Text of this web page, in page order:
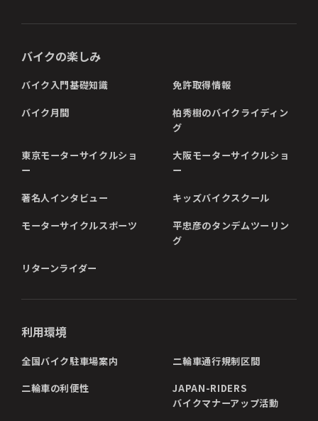
バイクの楽しみ
バイク入門基礎知識 免許取得情報
バイク月間
柏秀樹のバイクライディン
グ
東京モーターサイクルショ
ー
大阪モーターサイクルショ
ー
著名人インタビュー キッズバイクスクール
モーターサイクルスポーツ
平忠彦のタンデムツーリン
グ
リターンライダー
利用環境
全国バイク駐車場案内 二輪車通行規制区間
二輪車の利便性
JAPAN-RIDERS
バイクマナーアップ活動